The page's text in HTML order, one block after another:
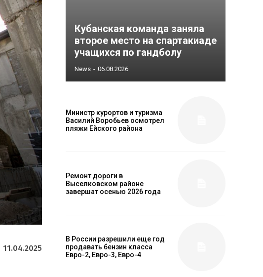
11.04.2025
Кубанская команда заняла
второе место на спартакиаде
учащихся по гандболу
News - 06.08.2026
Министр курортов и туризма
Василий Воробьев осмотрел
пляжи Ейского района
Ремонт дороги в
Выселковском районе
завершат осенью 2026 года
В России разрешили еще год
продавать бензин класса
Евро-2, Евро-3, Евро-4